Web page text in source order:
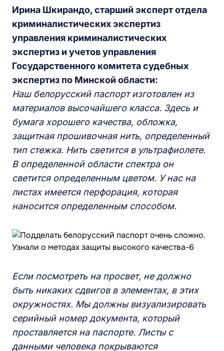
Ирина Шкирандо, старший эксперт отдела
криминалистических экспертиз
управления криминалистических
экспертиз и учетов управления
Государственного комитета судебных
экспертиз по Минской области:
Наш белорусский паспорт изготовлен из
материалов высочайшего класса. Здесь и
бумага хорошего качества, обложка,
защитная прошивочная нить, определенный
тип стежка. Нить светится в ультрафиолете.
В определенной области спектра он
светится определенным цветом. У нас на
листах имеется перфорация, которая
наносится определенным способом.
Если посмотреть на просвет, не должно
быть никаких сдвигов в элементах, в этих
окружностях. Мы должны визуализировать
серийный номер документа, который
проставляется на паспорте. Листы с
данными человека покрываются